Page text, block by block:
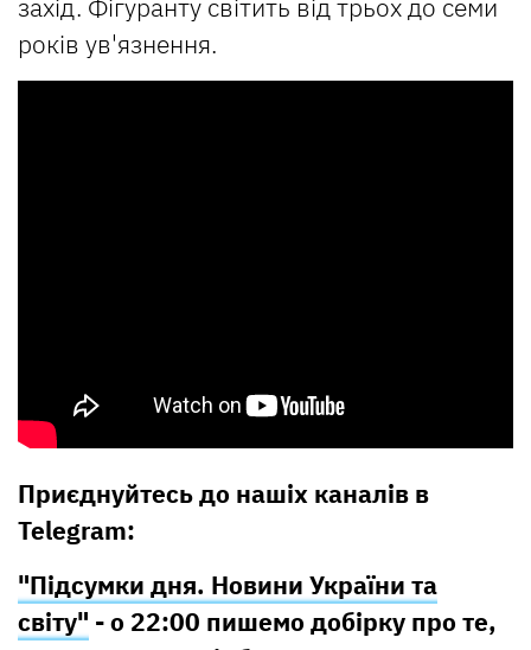
захід. Фігуранту світить від трьох до семи
років ув'язнення.
Приєднуйтесь до нашіх каналів в
Telegram:
"Підсумки дня. Новини України та
світу" - о 22:00 пишемо добірку про те,